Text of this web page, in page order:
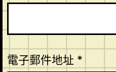
電子郵件地址 *